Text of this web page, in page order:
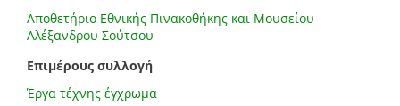
Αποθετήριο Εθνικής Πινακοθήκης και Μουσείου
Αλέξανδρου Σούτσου
Επιμέρους συλλογή
Έργα τέχνης έγχρωμα